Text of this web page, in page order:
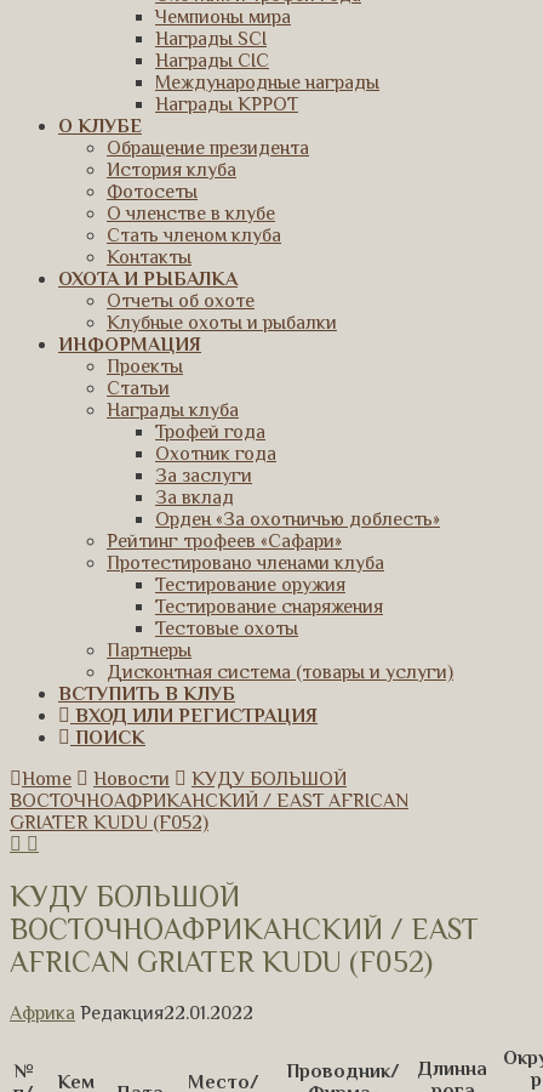
Чемпионы мира
Награды SCI
Награды CIC
Международные награды
Награды КРРОТ
О КЛУБЕ
Обращение президента
История клуба
Фотосеты
О членстве в клубе
Стать членом клуба
Контакты
ОХОТА И РЫБАЛКА
Отчеты об охоте
Клубные охоты и рыбалки
ИНФОРМАЦИЯ
Проекты
Статьи
Награды клуба
Трофей года
Охотник года
За заслуги
За вклад
Орден «За охотничью доблесть»
Рейтинг трофеев «Сафари»
Протестировано членами клуба
Тестирование оружия
Тестирование снаряжения
Тестовые охоты
Партнеры
Дисконтная система (товары и услуги)
ВСТУПИТЬ В КЛУБ
ВХОД ИЛИ РЕГИСТРАЦИЯ
ПОИСК
Home
Новости
КУДУ БОЛЬШОЙ
ВОСТОЧНОАФРИКАНСКИЙ / EAST AFRICAN
GRIATER KUDU (F052)
КУДУ БОЛЬШОЙ
ВОСТОЧНОАФРИКАНСКИЙ / EAST
AFRICAN GRIATER KUDU (F052)
Африка Редакция22.01.2022
№
Кем
Место/
Проводник/
Длинна